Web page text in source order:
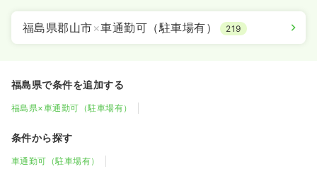
福島県郡山市×車通勤可（駐車場有） 219
福島県で条件を追加する
福島県×車通勤可（駐車場有）
条件から探す
車通勤可（駐車場有）